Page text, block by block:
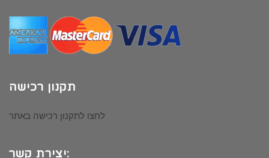
תקנון רכישה
לחצו לתקנון רכישה באתר
יצירת קשר: